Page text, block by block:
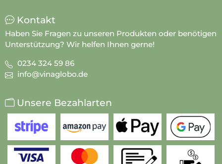
Kontakt
Haben Sie Fragen zu unseren Produkten oder benötigen
Unterstützung? Wir helfen Ihnen gerne!
0234 324 59 86
info@vinaglobo.de
Unsere Bezahlarten